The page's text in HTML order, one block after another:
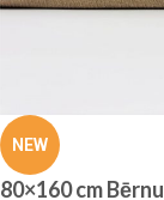
NEW
80×160 cm